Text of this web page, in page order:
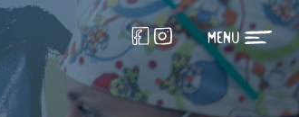
MENU